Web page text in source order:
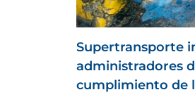
Supertransporte
administradores
cumplimiento de